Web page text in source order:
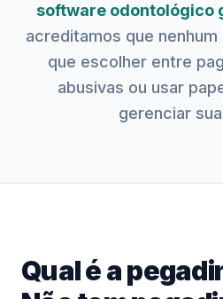
software odontológico
acreditamos que
que escolher entre
abusivas ou usar
gerenciar
Qual é a